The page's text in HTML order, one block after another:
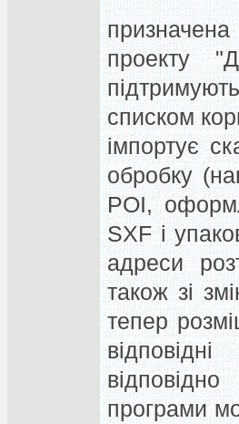
проекту
списком
імпортує
обробку
POI,
SXF і
адреси
також зі
тепер
програми